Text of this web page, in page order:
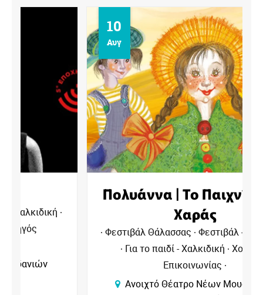
Πολυάννα | Το Παιχνίδι της
Φεστιβάλ Θάλασσας Φεστιβάλ - Χαλκιδική
Για το παιδί - Χαλκιδική Χορηγός
Ανοιχτό Θέατρο Νέων Μουδανιών